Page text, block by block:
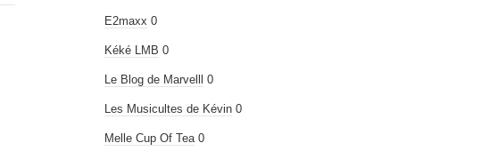
E2maxx 0
Kéké LMB 0
Le Blog de Marvelll 0
Les Musicultes de Kévin 0
Melle Cup Of Tea 0